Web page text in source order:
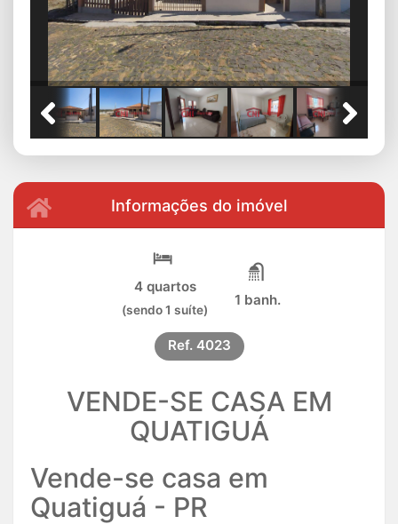
Informações do imóvel
4 quartos
(sendo 1 suíte)
1 banh.
Ref. 4023
VENDE-SE CASA EM
QUATIGUÁ
Vende-se casa em
Quatiguá - PR